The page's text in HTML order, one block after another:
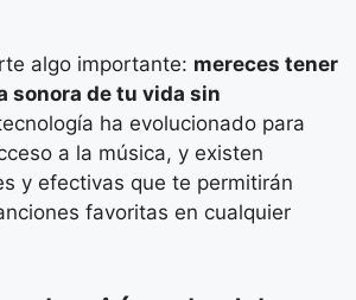
algo importante: mereces tener
sonora de tu vida sin
ha evolucionado para
a la música, y existen
y efectivas que te permitirán
favoritas en cualquier